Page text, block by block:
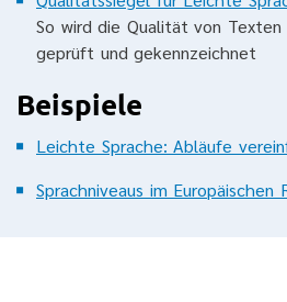
So wird die Qualität von
geprüft und gekennzeichnet
Beispiele
Leichte Sprache: Abläufe
Sprachniveaus im Europäischen